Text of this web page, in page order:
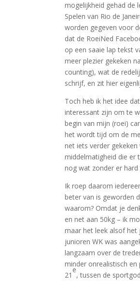
mogelijkheid gehad de
Spelen van Rio de
worden gegeven voor
dat de RoeiNed
op een saaie lap tekst
meer plezier gekeken
counting), wat de
schrijf, en zit hier
Toch heb ik het idee
interessant zijn om te
begin van mijn (roei)
het wordt tijd om de
net iets verder
middelmatigheid die er
nog wat zonder er
Ik roep daarom
beter van is geworden
waarom? Omdat je
en net aan 50kg – ik
maar het leek alsof het
junioren WK was
langzaam over de
minder onrealistisch
21
e
, tussen de